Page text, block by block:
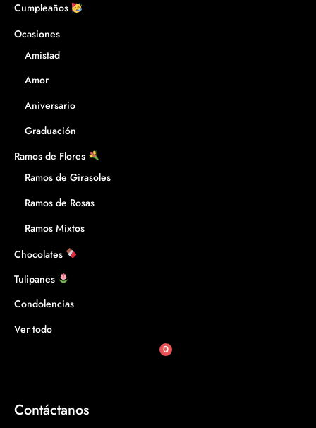
Cumpleaños
Ocasiones
Amistad
Amor
Aniversario
Graduación
Ramos de Flores
Ramos de Girasoles
Ramos de Rosas
Ramos Mixtos
Chocolates
Tulipanes
Condolencias
Ver todo
0
Contáctanos